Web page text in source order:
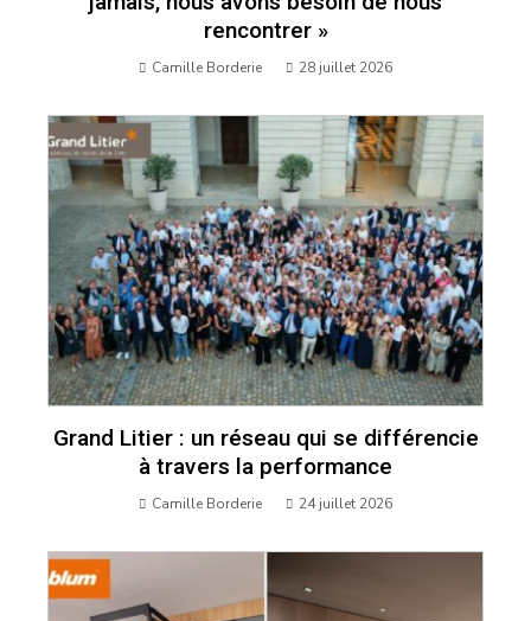
rencontrer »
Camille Borderie 28 juillet 2026
Grand Litier : un réseau qui se différencie
à travers la performance
Camille Borderie 24 juillet 2026